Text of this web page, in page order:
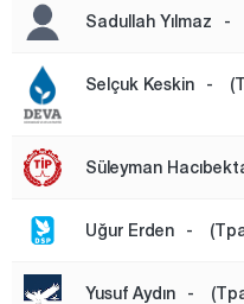
Sadullah Yılmaz -
Selçuk Keskin -
Süleyman
Uğur Erden -
Yusuf Aydın -